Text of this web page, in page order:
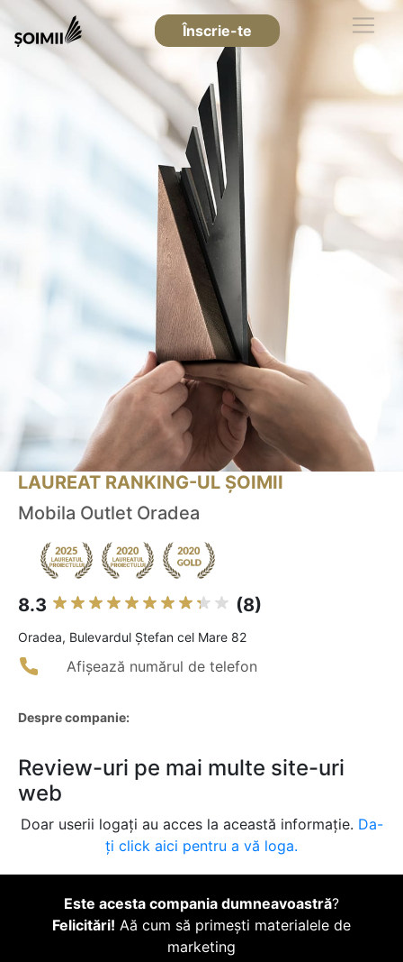
Înscrie-te
LAUREAT RANKING-UL ȘOIMII
Mobila Outlet Oradea
8.3 (8)
Oradea, Bulevardul Ștefan cel Mare 82
Afișează numărul de telefon
Despre companie:
Review-uri pe mai multe site-uri
web
Doar userii logați au acces la această informație. Da-
ți click aici pentru a vă loga.
Este acesta compania dumneavoastră?
Felicitări! Aă cum să primești materialele de
marketing